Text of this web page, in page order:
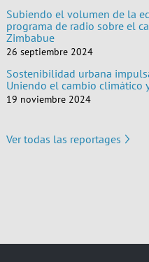
Subiendo el volumen de la
programa de radio sobre el
Zimbabue
26 septiembre 2024
Sostenibilidad urbana
Uniendo el cambio climático
19 noviembre 2024
Ver todas las reportages